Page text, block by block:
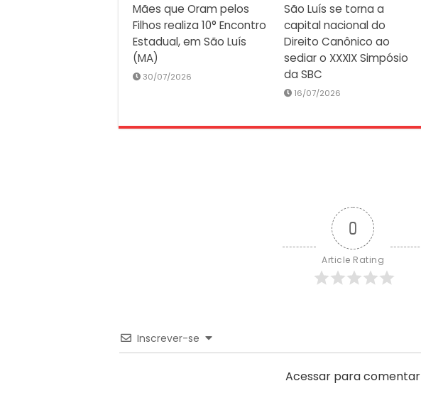
Mães que Oram pelos
Filhos realiza 10° Encontro
Estadual, em São Luís
(MA)
30/07/2026
São Luís se torna a
capital nacional do
Direito Canônico ao
sediar o XXXIX Simpósio
da SBC
16/07/2026
0
Article Rating
Inscrever-se
Acessar para comentar